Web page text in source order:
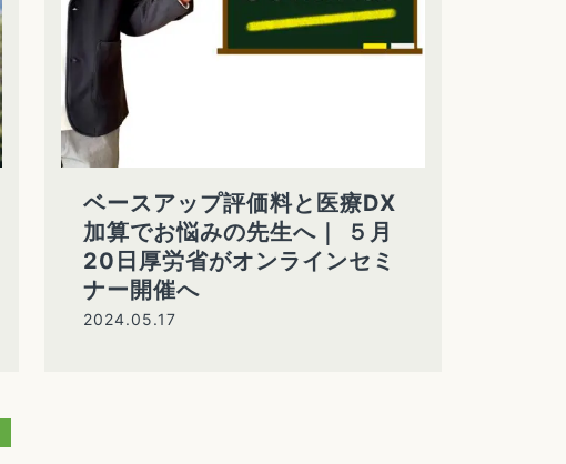
ベースアップ評価料と医療DX
加算でお悩みの先生へ｜ ５月
20日厚労省がオンラインセミ
ナー開催へ
2024.05.17